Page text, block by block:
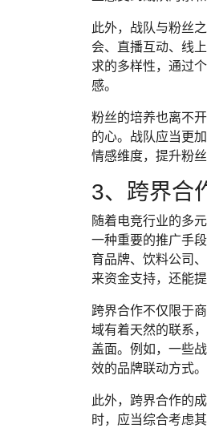
此外，战队与粉丝
会、直播互动、线
求的多样性，通过
感。
粉丝的培养也离不
的心。战队应当更
情感维度，提升粉
3、跨界合
随着电竞行业的多
一种重要的推广手
育品牌、饮料公司
来资金支持，还能
跨界合作不仅限于
域有着天然的联系
盖面。例如，一些
效的品牌联动方式。
此外，跨界合作的
时，应当综合考虑